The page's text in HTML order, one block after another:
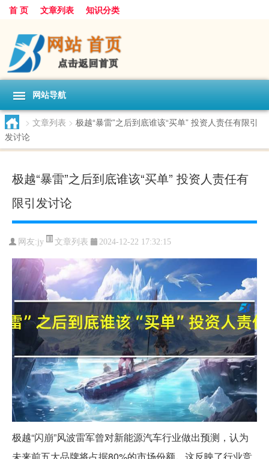
首 页 文章列表 知识分类
网站导航
> 文章列表 > 极越“暴雷”之后到底谁该“买单” 投资人责任有限引
发讨论
极越“暴雷”之后到底谁该“买单” 投资人责任有
限引发讨论
网友:jy 文章列表 2024-12-22 17:32:15
极越“闪崩”风波雷军曾对新能源汽车行业做出预测，认为
未来前五大品牌将占据80%的市场份额。这反映了行业竞